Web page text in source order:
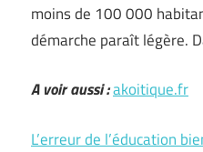
moins de 100 000
démarche paraît légère.
A voir aussi :akoitique.fr
L’erreur de l’éducation